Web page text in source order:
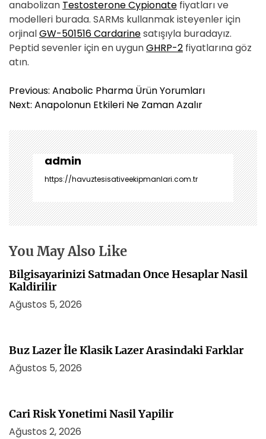
anabolizan Testosterone Cypionate fiyatları ve
modelleri burada. SARMs kullanmak isteyenler için
orjinalGW-501516 Cardarinesatışıyla buradayız.
Peptid sevenler için en uygunGHRP-2 fiyatlarına göz
atın.
Y
a
ı
g
e
z
i
n
m
s
i
Previous: Anabolic Pharma Ürün Yorumları
Next: Anapolonun Etkileri Ne Zaman Azalır
admin
https://havuztesisativeekipmanlari.com.tr
You May Also Like
Bilgisayarinizi Satmadan Once Hesaplar Nasil
Kaldirilir
Ağustos 5, 2026
Buz Lazer İle Klasik Lazer Arasindaki Farklar
Ağustos 5, 2026
Cari Risk Yonetimi Nasil Yapilir
Ağustos 2, 2026